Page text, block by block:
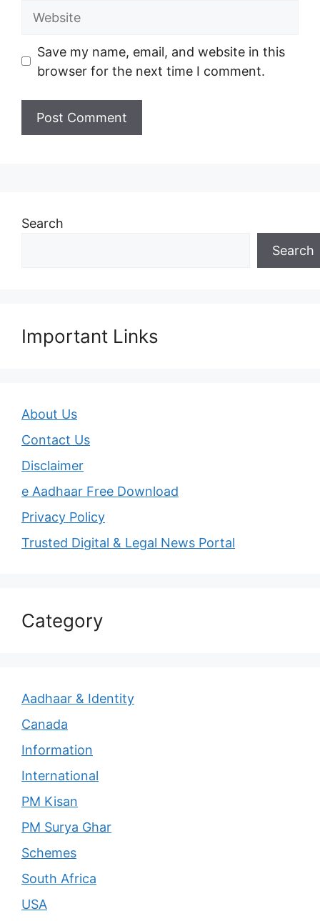
Website
Save my name, email, and website in this
browser for the next time I comment.
Search
Search
Important Links
About Us
Contact Us
Disclaimer
e Aadhaar Free Download
Privacy Policy
Trusted Digital & Legal News Portal
Category
Aadhaar & Identity
Canada
Information
International
PM Kisan
PM Surya Ghar
Schemes
South Africa
USA